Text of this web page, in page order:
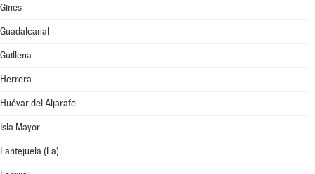
Gines
Guadalcanal
Guillena
Herrera
Huévar del Aljarafe
Isla Mayor
Lantejuela (La)